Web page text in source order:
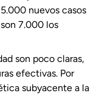
nuevos casos
7.000 los
son poco claras,
efectivas. Por
subyacente a la